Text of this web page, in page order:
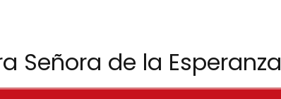
Señora de la Esperanza